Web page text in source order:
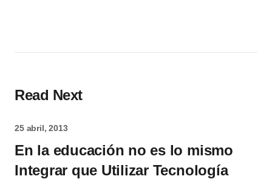
Read Next
25 abril, 2013
En la educación no es lo mismo
Integrar que Utilizar Tecnología